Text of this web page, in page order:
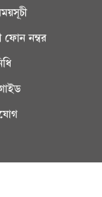
নম্বর